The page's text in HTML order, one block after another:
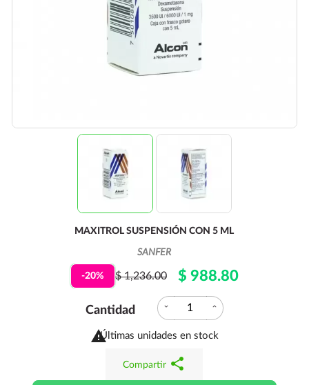
MAXITROL SUSPENSIÓN CON 5 ML
SANFER
-20% $ 1,236.00 $ 988.80
Cantidad expand_more expand_less

Últimas unidades en stock
Compartir share